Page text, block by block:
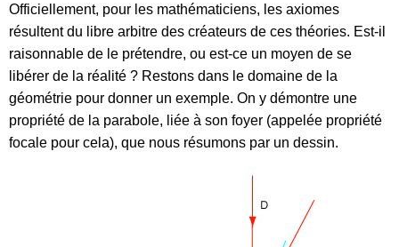
Officiellement, pour les mathématiciens, les axiomes
résultent du libre arbitre des créateurs de ces théories. Est-il
raisonnable de le prétendre, ou est-ce un moyen de se
libérer de la réalité ? Restons dans le domaine de la
géométrie pour donner un exemple. On y démontre une
propriété de la parabole, liée à son foyer (appelée propriété
focale pour cela), que nous résumons par un dessin.